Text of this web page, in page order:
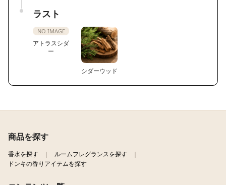
ラスト
NO IMAGE
アトラスシダ
ー
シダーウッド
商品を探す
香水を探す
ルームフレグランスを探す
ドンキの香りアイテムを探す